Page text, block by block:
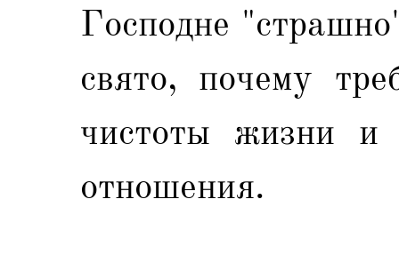
Господне
свято, почему
чистоты жизни и
отношения.